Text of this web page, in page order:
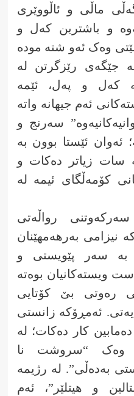
ماڵی و ئاڵووێری
و باشترین کەل و
وەک ئەو شتە مودە
جێگەی رێزگرتن لە
کەل و پەل، ئێمە
ئەم جیهانە واتە
سەرنج و
ئەوان ئێستا بوون بە
زیاتر دەکات و
کۆمەڵگای ئیمە لە
سەرکەوتنی رواڵەتی
نیزامی بەرهەمهێنان
بە سەر پێویستی و
ویستەکانیان بوەتە
رەوتی بێ کۆتایی
ئەمڕۆکە زانستی
کار دەکات؛ لە
وەک “سروشت نا
بەدەڵی”. لە رژیمە
و هیتلێر”، ئەم